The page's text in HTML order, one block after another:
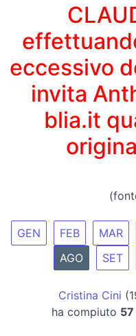
eccessivo
invita
blia.it
GEN FEB MAR
AGO
SET
Cristina Cini
ha compiuto